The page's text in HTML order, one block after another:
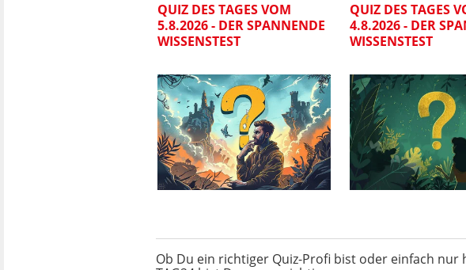
QUIZ DES TAGES VOM
5.8.2026 - DER SPANNENDE
WISSENSTEST
QUIZ DES TAGES
4.8.2026 - DER
WISSENSTEST
Ob Du ein richtiger Quiz-Profi bist oder einfach nur